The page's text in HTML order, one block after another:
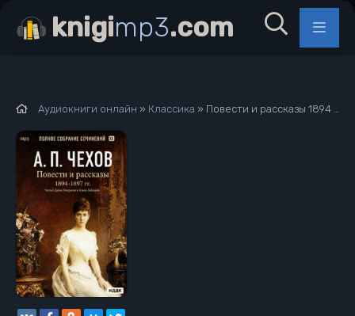
Аудиокниги онлайн » Классика » Повести и рассказы 1894 – 1897 г.г. Том 21 - Чехов Антон
knigimp3.com